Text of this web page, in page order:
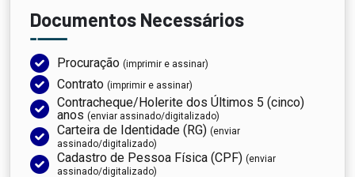
Documentos Necessários
Procuração (imprimir e assinar)
Contrato (imprimir e assinar)
Contracheque/Holerite dos Últimos 5 (cinco)
anos (enviar assinado/digitalizado)
Carteira de Identidade (RG) (enviar
assinado/digitalizado)
Cadastro de Pessoa Física (CPF) (enviar
assinado/digitalizado)